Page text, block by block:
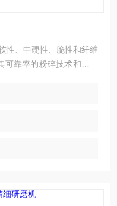
性、中硬性、脆性和纤维
靠率的粉碎技术和内容
留很短的时间，因此样品
开发中样品前处理过程的